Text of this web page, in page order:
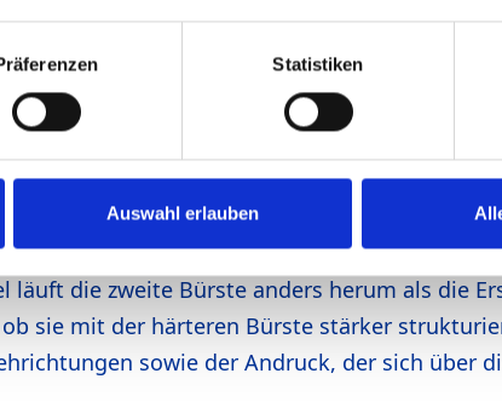
Statistiken
Auswahl erlauben
bestellt. Diese Antriebe erlauben
schleifen oder polieren kann. Auch Metalle
Ihm folgt ein Kombi-
und Lack sowie zum Kalibrieren von
mit einer Edelstahllitzenbürste und auf der
die zweite Bürste anders herum als die
sie mit der härteren Bürste stärker
sowie der Andruck, der sich über